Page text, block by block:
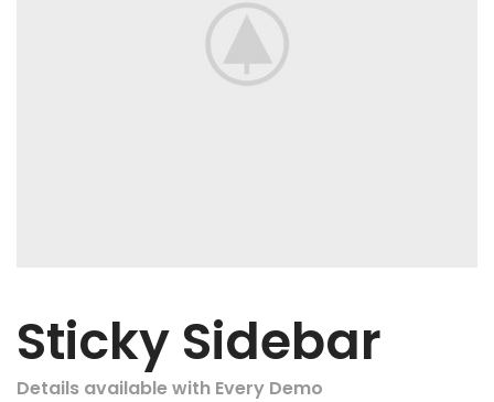
Sticky Sidebar
Details available with Every Demo